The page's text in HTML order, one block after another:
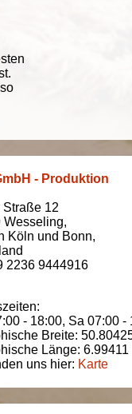
- Produktion
Straße 12
Wesseling,
Köln und Bonn,
2236 9444916
- 18:00, Sa 07:00 -
Breite:
Länge: 6.99411
uns hier: Karte